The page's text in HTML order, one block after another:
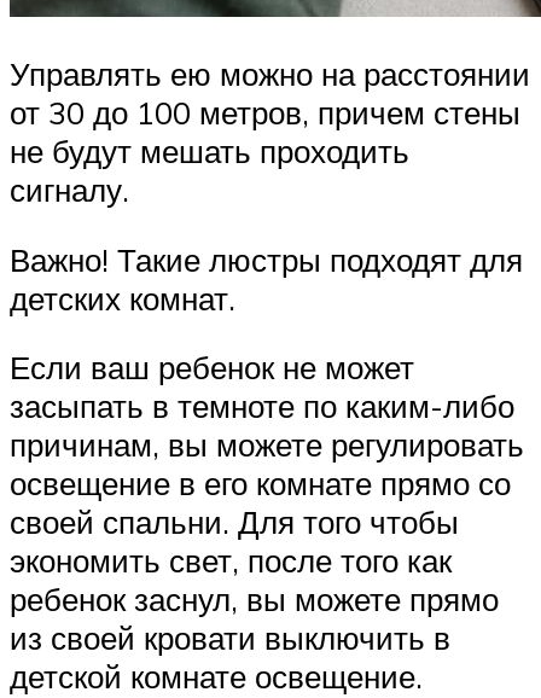
Управлять ею можно на расстоянии
от 30 до 100 метров, причем стены
не будут мешать проходить
сигналу.
Важно! Такие люстры подходят для
детских комнат.
Если ваш ребенок не может
засыпать в темноте по каким-либо
причинам, вы можете регулировать
освещение в его комнате прямо со
своей спальни. Для того чтобы
экономить свет, после того как
ребенок заснул, вы можете прямо
из своей кровати выключить в
детской комнате освещение.